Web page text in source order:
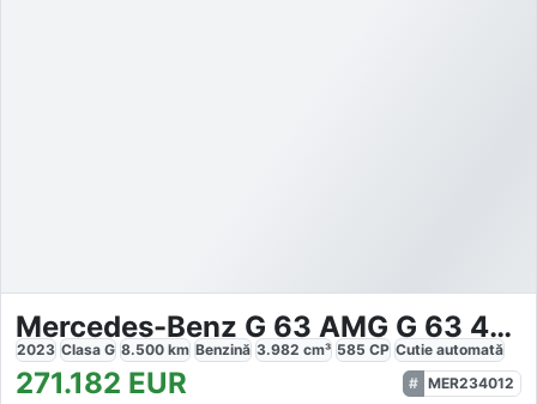
Mercedes-Benz G 63 AMG G 63 4x4² MANUFAKTUR
2023 Clasa G 8.500 km Benzină 3.982 cm³ 585 CP Cutie automată
271.182 EUR
MER234012